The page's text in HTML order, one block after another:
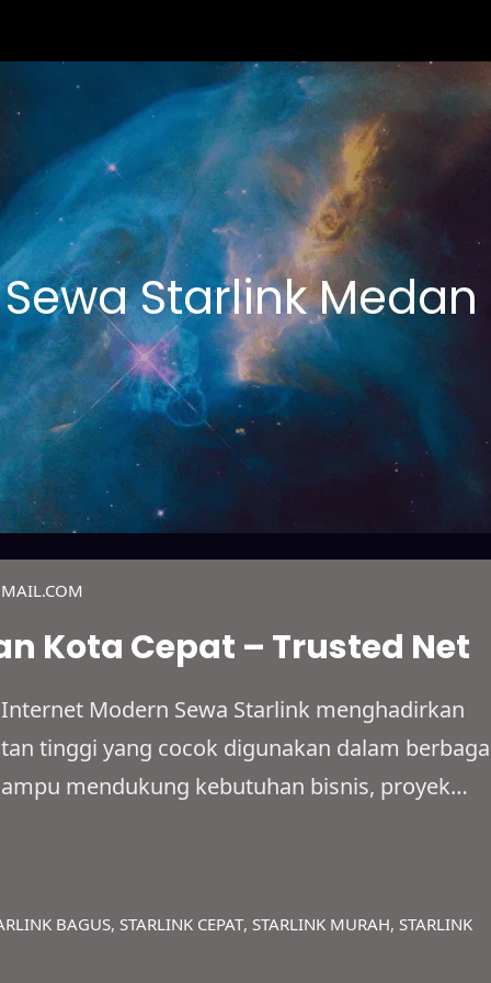
Sewa Starlink
Kota Cepat – Trusted Net
Modern Sewa Starlink menghadirkan
tinggi yang cocok digunakan dalam
mendukung kebutuhan bisnis, proyek
lokasi dengan sinyal lemah, sampai
BAGUS, STARLINK CEPAT, STARLINK MURAH, STARLINK